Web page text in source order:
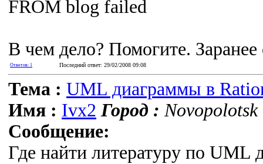
FROM blog failed
В чем дело? Помогите. Заранее
Ответов: 1 Последний ответ: 29/02/2008 09:08
Тема : UML диаграммы в
Имя : Ivx2 Город :
Сообщение:
Где найти литературу по UML